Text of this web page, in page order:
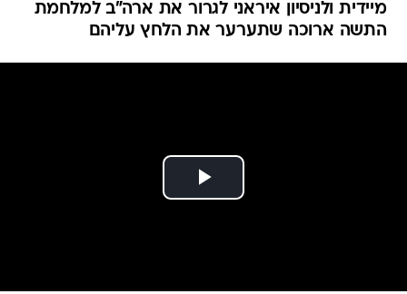
מיידית ולניסיון איראני לגרור את ארה"ב למלחמת
התשה ארוכה שתערער את הלחץ עליהם